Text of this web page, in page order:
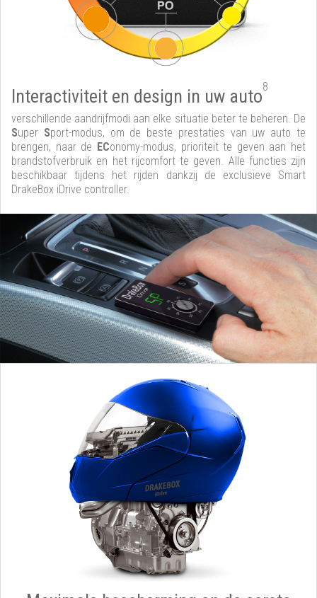
Interactiviteit en design in uw auto8
verschillende aandrijfmodi aan elke situatie beter te beheren. De
Super Sport-modus, om de beste prestaties van uw auto te
brengen, naar de EConomy-modus, prioriteit te geven aan het
brandstofverbruik en het rijcomfort te geven. Alle functies zijn
beschikbaar tijdens het rijden dankzij de exclusieve Smart
DrakeBox iDrive controller.